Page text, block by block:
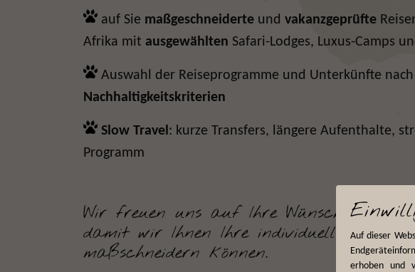
auf Sie maßgeschneiderte und vakanzgeprüfte
Afrika mit ausgewählten Safari-Lodges, Luxus-Camps
Auswahl der Reiseprogramme und Unterkünfte nach
Nachhaltigkeitskriterien
Slow Travel : kurze Transfers, längere Aufenthalte,
Programm
Wir freuen uns auf Ihre Wünsche und
damit wir Ihnen Ihre individuelle Reise
maßschneidern können.
Auf dieser
erhoben und